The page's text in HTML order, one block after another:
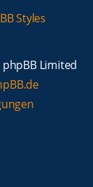
Styles
Limited